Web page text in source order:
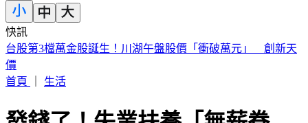
快訊
俄兵紛紛中美人計！「黑寡婦」誘騙結婚 詐領巨額撫卹金
首頁
發錢了！失業扶養「無薪眷